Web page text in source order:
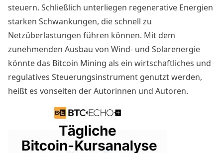
steuern. Schließlich unterliegen regenerative Energien
starken Schwankungen, die schnell zu
Netzüberlastungen führen können. Mit dem
zunehmenden Ausbau von Wind- und Solarenergie
könnte das Bitcoin Mining als ein wirtschaftliches und
regulatives Steuerungsinstrument genutzt werden,
heißt es vonseiten der Autorinnen und Autoren.